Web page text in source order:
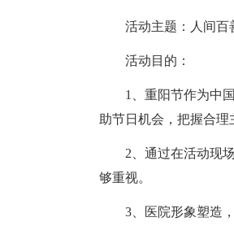
活动主题：人间百
活动目的：
1、重阳节作为中
助节日机会，把握合理
2、通过在活动现
够重视。
3、医院形象塑造